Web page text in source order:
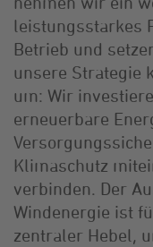
leistungsstarkes
Betrieb und
unsere Strategie
um: Wir
erneuerbare
Klimaschutz
verbinden. Der
Windenergie ist
zentraler Hebel,